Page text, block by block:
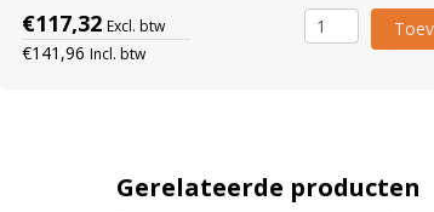
€117,32 Excl. btw
€141,96 Incl. btw
Gerelateerde producten